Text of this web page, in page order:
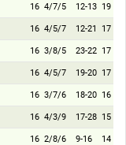
16 4/7/5 12-13 19
16 4/5/7 12-21 17
16 3/8/5 23-22 17
16 4/5/7 19-20 17
16 3/7/6 18-20 16
16 4/3/9 17-28 15
16 2/8/6 9-16 14